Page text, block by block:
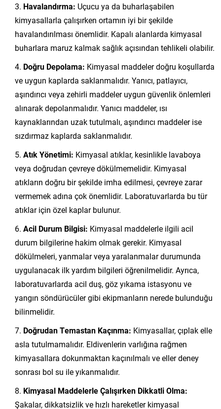
Havalandırma: Uçucu ya da buharlaşabilen
kimyasallarla çalışırken ortamın iyi bir şekilde
havalandırılması önemlidir. Kapalı alanlarda kimyasal
buharlara maruz kalmak sağlık açısından tehlikeli olabilir.
Doğru Depolama: Kimyasal maddeler doğru koşullarda
ve uygun kaplarda saklanmalıdır. Yanıcı, patlayıcı,
aşındırıcı veya zehirli maddeler uygun güvenlik önlemleri
alınarak depolanmalıdır. Yanıcı maddeler, ısı
kaynaklarından uzak tutulmalı, aşındırıcı maddeler ise
sızdırmaz kaplarda saklanmalıdır.
Atık Yönetimi: Kimyasal atıklar, kesinlikle lavaboya
veya doğrudan çevreye dökülmemelidir. Kimyasal
atıkların doğru bir şekilde imha edilmesi, çevreye zarar
vermemek adına çok önemlidir. Laboratuvarlarda bu tür
atıklar için özel kaplar bulunur.
Acil Durum Bilgisi: Kimyasal maddelerle ilgili acil
durum bilgilerine hakim olmak gerekir. Kimyasal
dökülmeleri, yanmalar veya yaralanmalar durumunda
uygulanacak ilk yardım bilgileri öğrenilmelidir. Ayrıca,
laboratuvarlarda acil duş, göz yıkama istasyonu ve
yangın söndürücüler gibi ekipmanların nerede bulunduğu
bilinmelidir.
Doğrudan Temastan Kaçınma: Kimyasallar, çıplak elle
asla tutulmamalıdır. Eldivenlerin varlığına rağmen
kimyasallara dokunmaktan kaçınılmalı ve eller deney
sonrası bol su ile yıkanmalıdır.
Kimyasal Maddelerle Çalışırken Dikkatli Olma:
Şakalar, dikkatsizlik ve hızlı hareketler kimyasal